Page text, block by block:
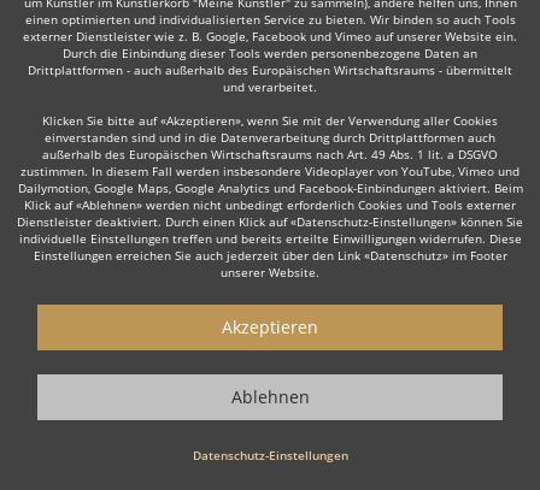
Manche dieser Live-Musiker bieten ihre Dienste auch in
der Umgebung an, z. B. in Arnstadt,Sangerhausen,
Hann. Münden,Rudolstadt
SömmerdaoderHeilbad Heiligenstadt.
Live-Musiker gesucht?
einem einzigartigen Erlebnis macht? Dann sind Sie hier genau
für Ihre Firmenfeier – unsere erfahrenen Live Musiker
einen optimierten und individualisierten Service zu bieten. Wir binden so auch Tools
externer Dienstleister wie z. B. Google, Facebook und Vimeo auf unserer Website ein.
Durch die Einbindung dieser Tools werden personenbezogene Daten an
Drittplattformen - auch außerhalb des Europäischen Wirtschaftsraums - übermittelt
und verarbeitet.
Klicken Sie bitte auf «Akzeptieren», wenn Sie mit der Verwendung aller Cookies
einverstanden sind und in die Datenverarbeitung durch Drittplattformen auch
außerhalb des Europäischen Wirtschaftsraums nach Art. 49 Abs. 1 lit. a DSGVO
zustimmen. In diesem Fall werden insbesondere Videoplayer von YouTube, Vimeo und
Dailymotion, Google Maps, Google Analytics und Facebook-Einbindungen aktiviert. Beim
Klick auf «Ablehnen» werden nicht unbedingt erforderlich Cookies und Tools externer
Dienstleister deaktiviert. Durch einen Klick auf «Datenschutz-Einstellungen» können Sie
individuelle Einstellungen treffen und bereits erteilte Einwilligungen widerrufen. Diese
Einstellungen erreichen Sie auch jederzeit über den Link «Datenschutz» im Footer
unserer Website.
Datenschutz-Einstellungen
Akzeptieren
Ablehnen